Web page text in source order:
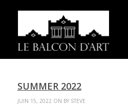
SUMMER 2022
JUIN 15, 2022 ON BY STEVE